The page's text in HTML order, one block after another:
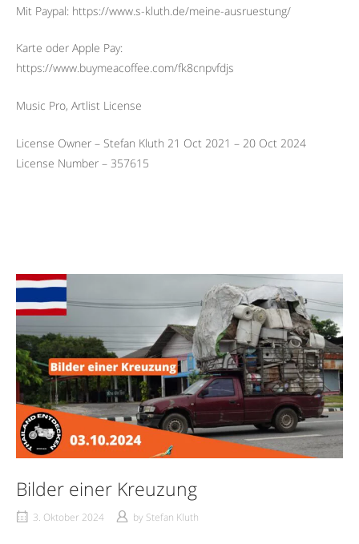
Mit Paypal: https://www.s-kluth.de/meine-ausruestung/
Karte oder Apple Pay:
https://www.buymeacoffee.com/fk8cnpvfdjs
Music Pro, Artlist License
License Owner – Stefan Kluth 21 Oct 2021 – 20 Oct 2024
License Number – 357615
Bilder einer Kreuzung
3. Oktober 2024 by Stefan Kluth